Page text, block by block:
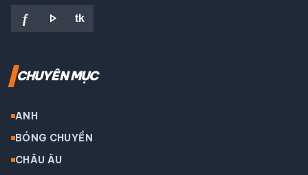
f play_arrow tk
CHUYÊN MỤC
ANH
BÓNG CHUYỀN
CHÂU ÂU